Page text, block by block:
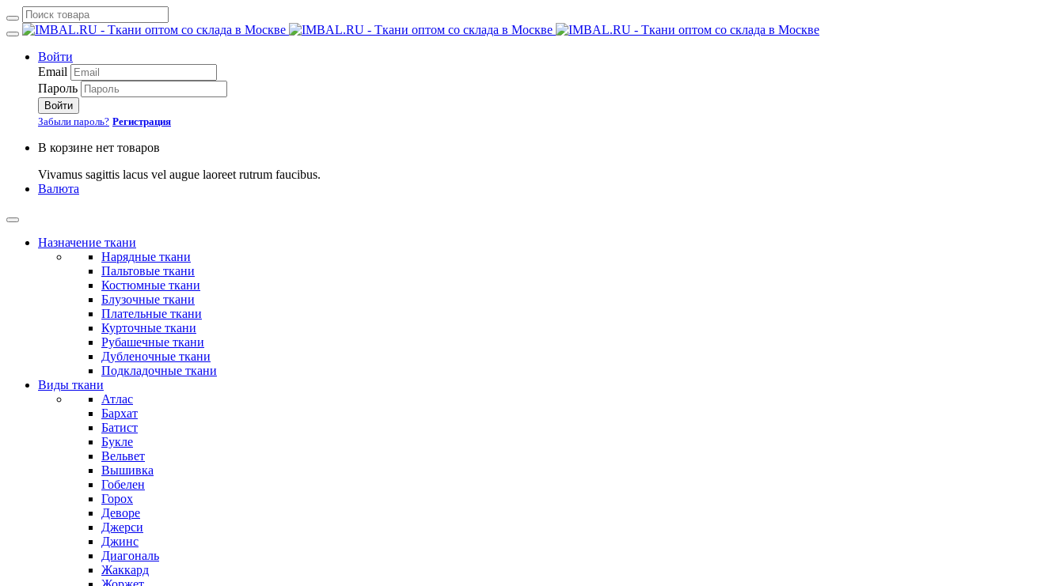
Войти
Email
Пароль
Войти
Забыли пароль? Регистрация
В корзине нет товаров
Vivamus sagittis lacus vel augue laoreet rutrum faucibus.
Валюта
Назначение ткани
Нарядные ткани
Пальтовые ткани
Костюмные ткани
Блузочные ткани
Плательные ткани
Курточные ткани
Рубашечные ткани
Дубленочные ткани
Подкладочные ткани
Виды ткани
Атлас
Бархат
Батист
Букле
Вельвет
Вышивка
Гобелен
Горох
Деворе
Джерси
Джинс
Диагональ
Жаккард